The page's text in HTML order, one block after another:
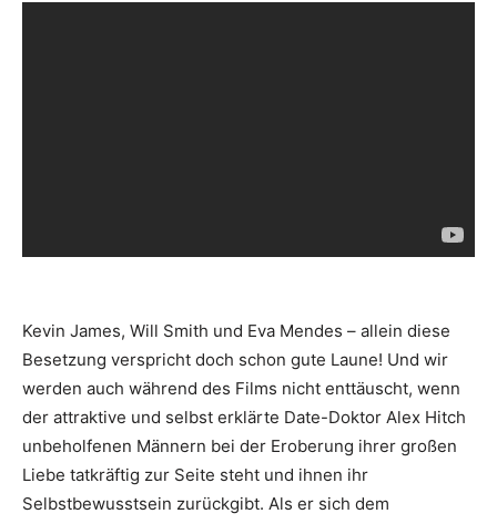
Kevin James, Will Smith und Eva Mendes – allein diese
Besetzung verspricht doch schon gute Laune! Und wir
werden auch während des Films nicht enttäuscht, wenn
der attraktive und selbst erklärte Date-Doktor Alex Hitch
unbeholfenen Männern bei der Eroberung ihrer großen
Liebe tatkräftig zur Seite steht und ihnen ihr
Selbstbewusstsein zurückgibt. Als er sich dem